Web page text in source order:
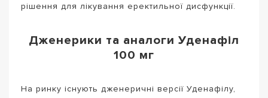
рішення для лікування еректильної дисфункції.
Дженерики та аналоги Уденафіл
100 мг
На ринку існують дженеричні версії Уденафілу,